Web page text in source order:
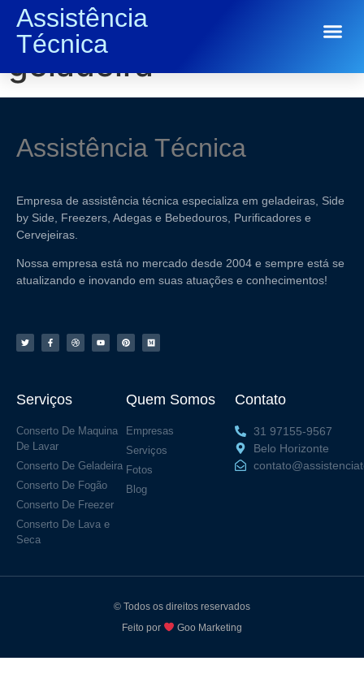
Assistência
Técnica
Tag:Temperatura da
geladeira
Assistência Técnica
Empresa de assistência técnica especializa em geladeiras, Side
by Side, Freezers, Adegas e Bebedouros, Purificadores e
Cervejeiras.
Nossa empresa está no mercado desde 2004 e sempre está se
atualizando e inovando em suas atuações e conhecimentos!
Serviços
Conserto De Maquina
De Lavar
Conserto De Geladeira
Conserto De Fogão
Conserto De Freezer
Conserto De Lava e
Seca
Quem Somos
Empresas
Serviços
Fotos
Blog
Contato
31 97155-9567
Belo Horizonte
© Todos os direitos reservados
Feito por
Goo Marketing